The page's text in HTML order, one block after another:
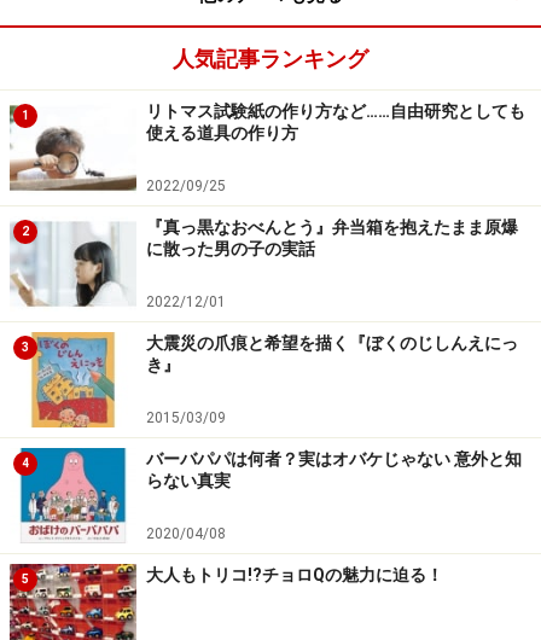
人気記事ランキング
1
リトマス試験紙の作り方など……自由研究としても
使える道具の作り方
2022/09/25
2
『真っ黒なおべんとう』弁当箱を抱えたまま原爆
に散った男の子の実話
2022/12/01
3
大震災の爪痕と希望を描く『ぼくのじしんえにっ
き』
2015/03/09
4
バーバパパは何者？実はオバケじゃない 意外と知
らない真実
2020/04/08
5 大人もトリコ!?チョロQの魅力に迫る！